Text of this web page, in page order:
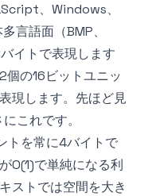
、Windows、
言語面（BMP、
イトで表現します
の16ビットユニッ
現します。先ほど見
これです。
トを常に4バイトで
O(1)で単純になる利
ストでは空間を大き